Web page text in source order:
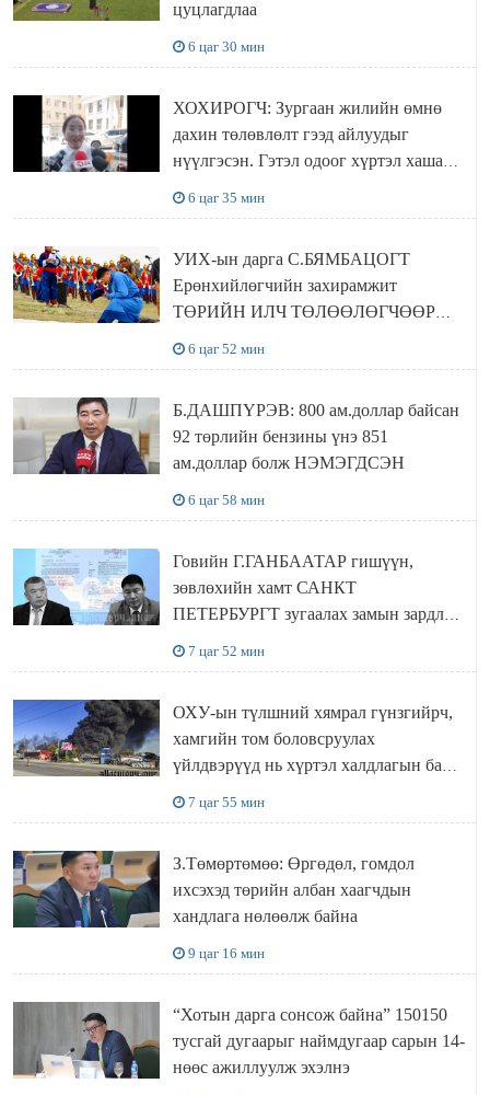
цуцлагдлаа
6 цаг 30 мин
ХОХИРОГЧ: Зургаан жилийн өмнө
дахин төлөвлөлт гээд айлуудыг
нүүлгэсэн. Гэтэл одоог хүртэл хашаа
6 цаг 35 мин
УИХ-ын дарга С.БЯМБАЦОГТ
Ерөнхийлөгчийн захирамжит
ТӨРИЙН ИЛЧ ТӨЛӨӨЛӨГЧӨӨР
6 цаг 52 мин
Б.ДАШПҮРЭВ: 800 ам.доллар байсан
92 төрлийн бензины үнэ 851
ам.доллар болж НЭМЭГДСЭН
6 цаг 58 мин
Говийн Г.ГАНБААТАР гишүүн,
зөвлөхийн хамт САНКТ
ПЕТЕРБУРГТ зугаалах замын зардлаа
7 цаг 52 мин
ОХУ-ын түлшний хямрал гүнзгийрч,
хамгийн том боловсруулах
үйлдвэрүүд нь хүртэл халдлагын бай
7 цаг 55 мин
З.Төмөртөмөө: Өргөдөл, гомдол
ихсэхэд төрийн албан хаагчдын
хандлага нөлөөлж байна
9 цаг 16 мин
“Хотын дарга сонсож байна” 150150
тусгай дугаарыг наймдугаар сарын 14-
нөөс ажиллуулж эхэлнэ